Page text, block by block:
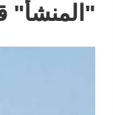
"المنشأ"